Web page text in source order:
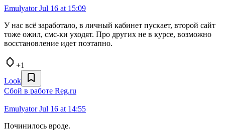
EmulyatorJul 16 at 15:09
У нас всё заработало, в личный кабинет пускает, второй сайт
тоже ожил, смс-ки уходят. Про других не в курсе, возможно
восстановление идет поэтапно.
+1
Look
Сбой в работе Reg.ru
EmulyatorJul 16 at 14:55
Починилось вроде.